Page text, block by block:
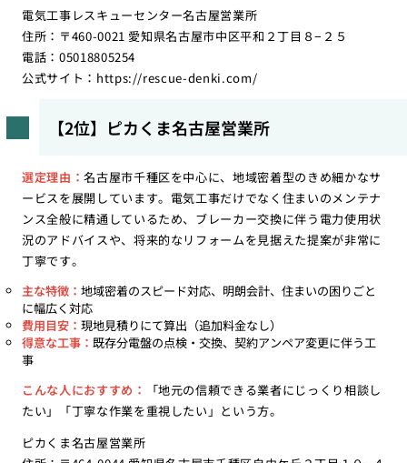
電気工事レスキューセンター名古屋営業所
住所：〒460-0021 愛知県名古屋市中区平和２丁目８−２５
電話：05018805254
公式サイト： https://rescue-denki.com/
【2位】ピカくま名古屋営業所
選定理由：名古屋市千種区を中心に、地域密着型のきめ細かなサ
ービスを展開しています。電気工事だけでなく住まいのメンテナ
ンス全般に精通しているため、ブレーカー交換に伴う電力使用状
況のアドバイスや、将来的なリフォームを見据えた提案が非常に
丁寧です。
主な特徴： 地域密着のスピード対応、明朗会計、住まいの困りごと
に幅広く対応
費用目安： 現地見積りにて算出（追加料金なし）
得意な工事： 既存分電盤の点検・交換、契約アンペア変更に伴う工
事
こんな人におすすめ：
「地元の信頼できる業者にじっくり相談し
たい」「丁寧な作業を重視したい」という方。
ピカくま名古屋営業所